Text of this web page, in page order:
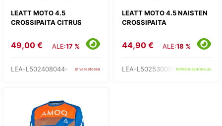
LEATT MOTO 4.5
CROSSIPAITA CITRUS
49,00 € ALE:17 %
LEA-L502408044- ei varastossa
LEATT MOTO 4.5 NAISTEN
CROSSIPAITA
44,90 € ALE:18 %
LEA-L502530092-tarkista saatavuus